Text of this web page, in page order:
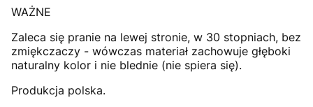
WAŻNE
Zaleca się pranie na lewej stronie, w 30 stopniach, bez
zmiękczaczy - wówczas materiał zachowuje głęboki
naturalny kolor i nie blednie (nie spiera się).
Produkcja polska.